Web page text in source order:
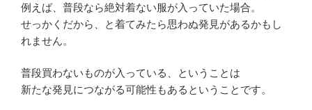
例えば、普段なら絶対着ない服が入っていた場合。
せっかくだから、と着てみたら思わぬ発見があるかもし
れません。
普段買わないものが入っている、ということは
新たな発見につながる可能性もあるということです。